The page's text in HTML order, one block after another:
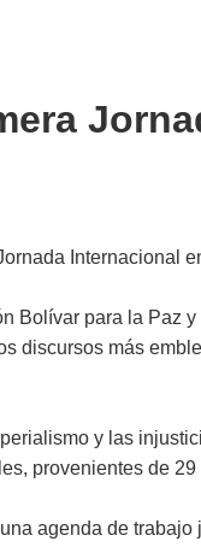
Internacional
Bolívar para la Paz
discursos más
y las
provenientes de
agenda de